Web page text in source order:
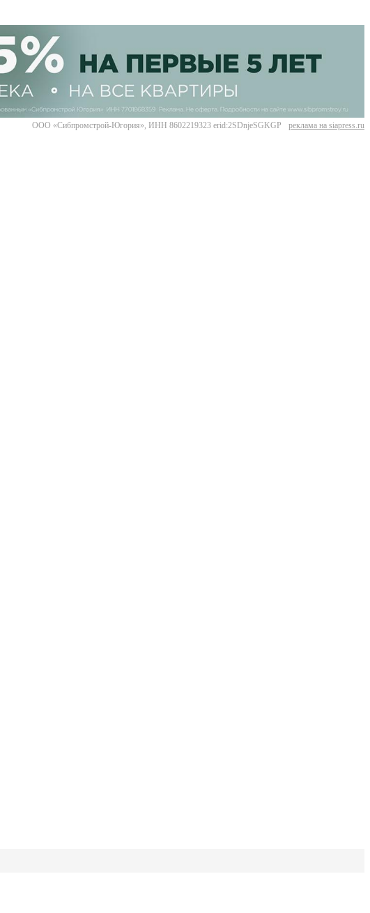
ООО «Сибпромстрой-Югория», ИНН 8602219323 erid:2SDnjeSGKGP реклама на siapress.ru